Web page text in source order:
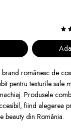
românesc de
pentru texturile sale
Produsele
fiind alegerea
beauty din România.